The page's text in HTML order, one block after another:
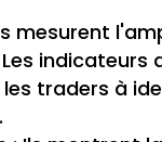
mesurent
traders à